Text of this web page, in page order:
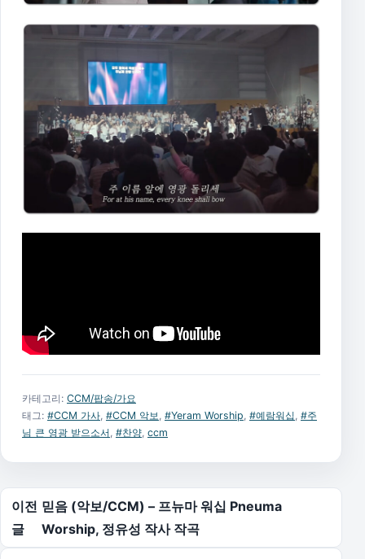
카테고리: CCM/팝송/가요
태그: #CCM 가사 #CCM 악보 #Yeram Worship #예람워십 #주
님 큰 영광 받으소서 #찬양 ccm
글 탐색
이전
글
믿음 (악보/CCM) – 프뉴마 워십 Pneuma
Worship, 정유성 작사 작곡